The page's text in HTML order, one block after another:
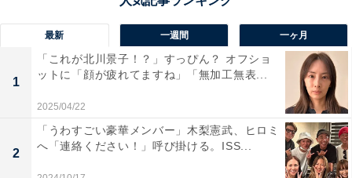
最新 一週間 一ヶ月
1
「これが北川景子！？」すっぴん？ オフショ
ットに「顔が疲れてますね」「無加工無表...
2025/04/22
2
「うわすごい豪華メンバー」木梨憲武、ヒロミ
へ「連絡ください！」呼び掛ける。ISS...